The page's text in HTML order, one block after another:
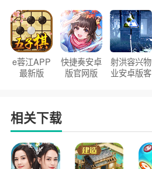
e蓉江APP
最新版
快捷奏安卓
版官网版
射洪容兴物
业安卓版客
相关下载